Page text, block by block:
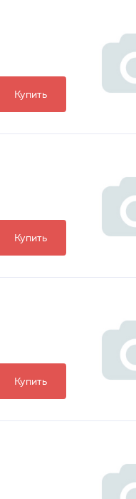
Купить
Купить
Купить